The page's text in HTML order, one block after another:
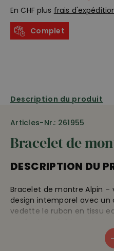
En CHF plus frais
Complet
Description du produit
Articles-Nr.: 261955
Bracelet de
DESCRIPTION DU
Bracelet de montre Alpin –
design intemporel avec un
vedette le ruban en tissu
Vous acquérez ainsi une
votre poignet – une pièce